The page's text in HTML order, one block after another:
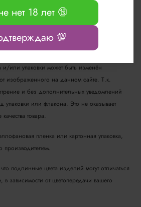
комплекте поставки, стране
товара носит справочный характер и
сведениях от производителя
или упаковки может быть изменён
от изображенного на данном сайте. Т.к.
и без дополнительных уведомлений
упаковки или флакона. Это не оказывает
товара.
пленка или картонная упаковка,
производителем.
подлинные цвета изделий могут отличаться
в зависимости от цветопередачи вашего
нет 18 лет 🔞
💯